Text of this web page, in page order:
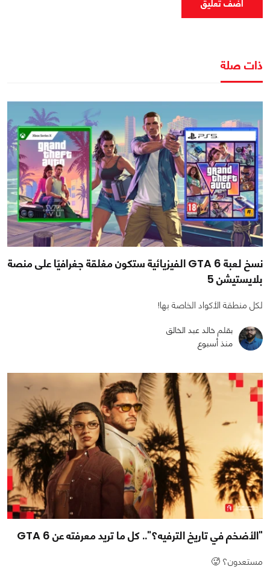
اضف تعليق
ذات صلة
نسخ لعبة GTA 6 الفيزيائية ستكون مغلقة جغرافيًا على منصة
بلايستيشن 5
لكل منطقة الأكواد الخاصة بها!
بقلم خالد عبد الخالق
منذ أسبوع
"الأضخم في تاريخ الترفيه؟".. كل ما تريد معرفته عن GTA 6
مستعدون؟ 🥵